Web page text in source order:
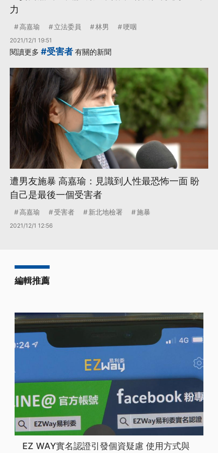
力
高嘉瑜 立法委員 林男 哽咽
2021/12/1 19:51
閱讀更多 #受害者 有關的新聞
遭男友施暴 高嘉瑜：見識到人性最恐怖一面 盼
自己是最後一個受害者
高嘉瑜 受害者 新北地檢署 施暴
2021/12/1 12:56
編輯推薦
EZ WAY實名認證引發個資疑慮 使用方式與